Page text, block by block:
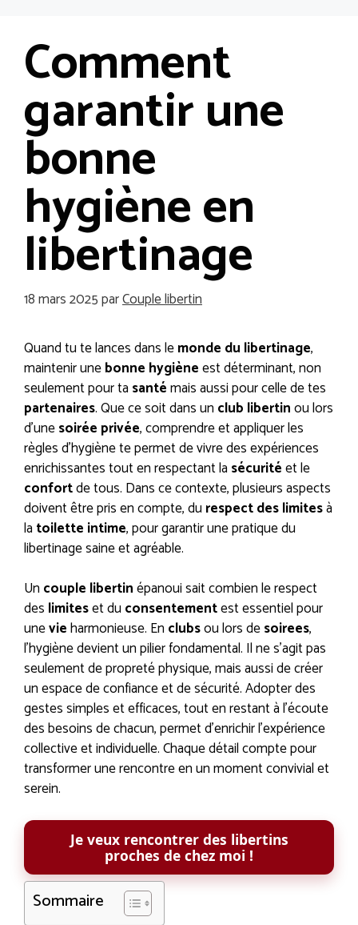
contenuComment
garantir une
bonne
hygiène en
libertinage
18 mars 2025parCouple libertin
Quand tu te lances dans lemonde du libertinage,
maintenir unebonne hygièneest déterminant, non
seulement pour ta santémais aussi pour celle de tes
partenaires. Que ce soit dans un club libertinou lors
d’unesoirée privée, comprendre et appliquer les
règles d’hygiène te permet de vivre des expériences
enrichissantes tout en respectant la sécuritéet le
confortde tous. Dans ce contexte, plusieurs aspects
doivent être pris en compte, du respect des limitesà
la toilette intime, pour garantir une pratique du
libertinage saine et agréable.
Un couple libertinépanoui sait combien le respect
des limiteset du consentementest essentiel pour
unevieharmonieuse. En clubsou lors desoirees,
l’hygiène devient un pilier fondamental. Il ne s’agit pas
seulement de propreté physique, mais aussi de créer
un espace de confiance et de sécurité. Adopter des
gestes simples et efficaces, tout en restant à l’écoute
des besoins de chacun, permet d’enrichir l’expérience
collective et individuelle. Chaque détail compte pour
transformer une rencontre en un moment convivial et
serein.
Je veux rencontrer des libertins
proches de chez moi !
Sommaire